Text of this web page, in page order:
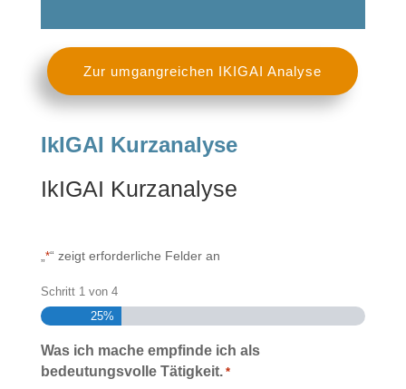
Zur umgangreichen IKIGAI Analyse
IkIGAI Kurzanalyse
IkIGAI Kurzanalyse
„*“ zeigt erforderliche Felder an
Schritt 1von 4
25%
Was ich mache empfinde ich als
bedeutungsvolle Tätigkeit. *